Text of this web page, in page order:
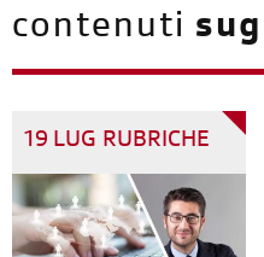
contenuti
19 LUG RUBRICHE